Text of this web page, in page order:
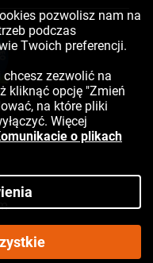
pozwolisz nam na
podczas
Twoich preferencji.
zezwolić na
kliknąć opcję "Zmień
na które pliki
Więcej
o plikach